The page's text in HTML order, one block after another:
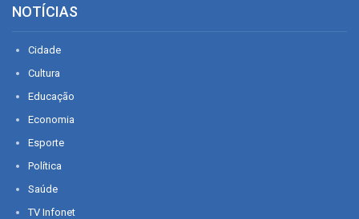
NOTÍCIAS
Cidade
Cultura
Educação
Economia
Esporte
Política
Saúde
TV Infonet